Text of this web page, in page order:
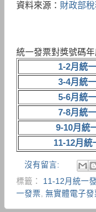
資料來源： 財政部
統一發票對獎號碼
1-2月統
3-4月統
5-6月統
7-8月統
9-10月統
11-12月統
沒有留言:
標籤： 11-12月統一
一發票 無實體電子發